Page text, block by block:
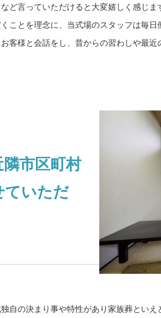
ど言っていただけると大変嬉しく感じ
ことを理念に、当式場のスタッフは毎
客様と会話をし、昔からの習わしや最
市区町村
ていただ
自の決まり事や特性があり家族葬とい